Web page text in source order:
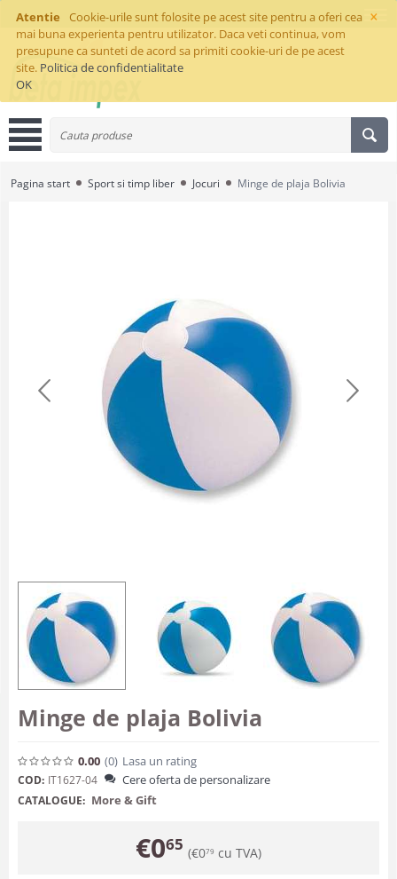
×
Atentie
Cookie-urile sunt folosite pe acest site pentru a oferi cea
mai buna experienta pentru utilizator. Daca veti continua, vom
presupune ca sunteti de acord sa primiti cookie-uri de pe acest
site. Politica de confidentialitate
OK
Pagina start Sport si timp liber Jocuri Minge de plaja Bolivia
Minge de plaja Bolivia
0.00 (0) Lasa un rating
COD: IT1627-04 Cere oferta de personalizare
CATALOGUE: More & Gift
€065 (€079 cu TVA)